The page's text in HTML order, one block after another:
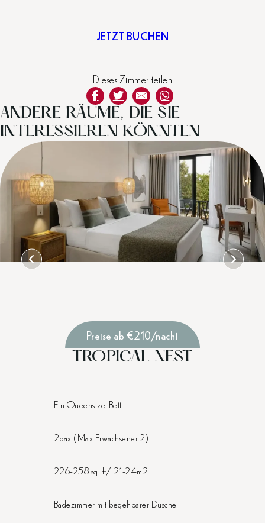
JETZT BUCHEN
Dieses Zimmer teilen
ANDERE RÄUME, DIE SIE
INTERESSIEREN KÖNNTEN
TROPICAL NEST
Ein Queensize-Bett
2pax (Max Erwachsene: 2)
226-258 sq. ft/ 21-24m2
Badezimmer mit begehbarer Dusche
Preise ab €210/nacht